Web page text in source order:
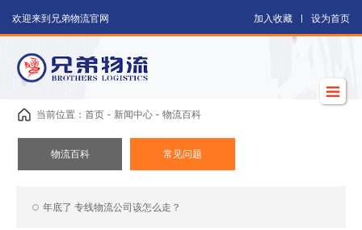
欢迎来到兄弟物流官网 加入收藏 设为首页
当前位置：首页 - 新闻中心 - 物流百科
物流百科 常见问题
年底了 专线物流公司该怎么走？